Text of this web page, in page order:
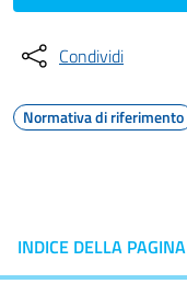
Condividi
Normativa di riferimento
INDICE DELLA PAGINA